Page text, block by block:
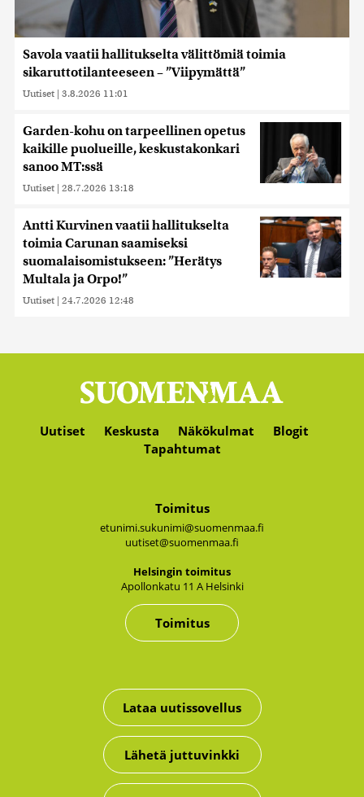
Savola vaatii hallitukselta välittömiä toimia
sikaruttotilanteeseen – ”Viipymättä”
Uutiset | 3.8.2026 11:01
Garden-kohu on tarpeellinen opetus
kaikille puolueille, keskustakonkari
sanoo MT:ssä
Uutiset | 28.7.2026 13:18
Antti Kurvinen vaatii hallitukselta
toimia Carunan saamiseksi
suomalaisomistukseen: ”Herätys
Multala ja Orpo!”
Uutiset | 24.7.2026 12:48
Uutiset Keskusta Näkökulmat
Blogit
Tapahtumat
Toimitus
etunimi.sukunimi@suomenmaa.fi
uutiset@suomenmaa.fi
Hel­sin­gin toi­mi­tus
Apol­lon­ka­tu 11 A Hel­sin­ki
Toimitus
Lataa uutissovellus
Lähetä juttuvinkki